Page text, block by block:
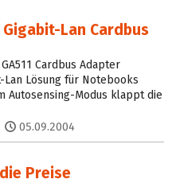
Lan Cardbus
Cardbus Adapter
Lösung für Notebooks
Autosensing-Modus klappt die
05.09.2004
Preise